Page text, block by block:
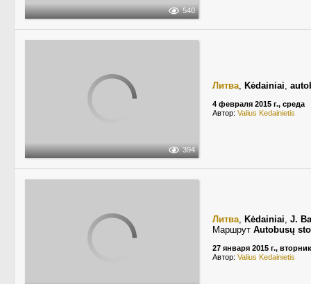
540
394
Литва, Kėdainiai,
4 февраля 2015 г., среда
Автор: Valius Kedainietis
Литва, Kėdainiai, J.
Маршрут Autobusų
27 января 2015 г., вторник
Автор: Valius Kedainietis